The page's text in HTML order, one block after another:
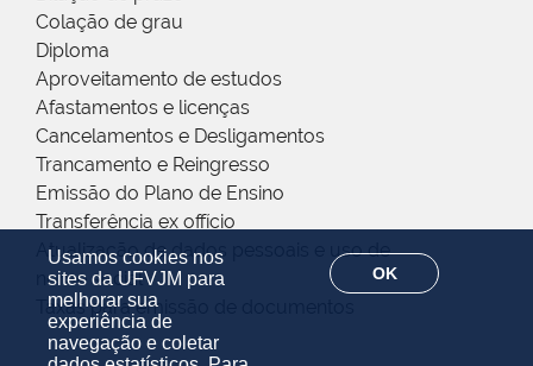
Usamos cookies nos
sites da UFVJM para
melhorar sua
experiência de
navegação e coletar
OK
Colação de grau
Diploma
Aproveitamento de estudos
Afastamentos e licenças
Cancelamentos e Desligamentos
Trancamento e Reingresso
Emissão do Plano de Ensino
Transferência ex offício
Atualização de dados pessoais e uso de
nome social
Taxas para emissão de documentos